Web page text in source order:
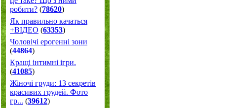
робити? (78620)
Як правильно качаться
+ВІДЕО (63353)
Чоловічі ерогенні зони
(44864)
Кращі інтимні ігри.
(41085)
Жіночі груди: 13 секретів
красивих грудей. Фото
гр... (39612)